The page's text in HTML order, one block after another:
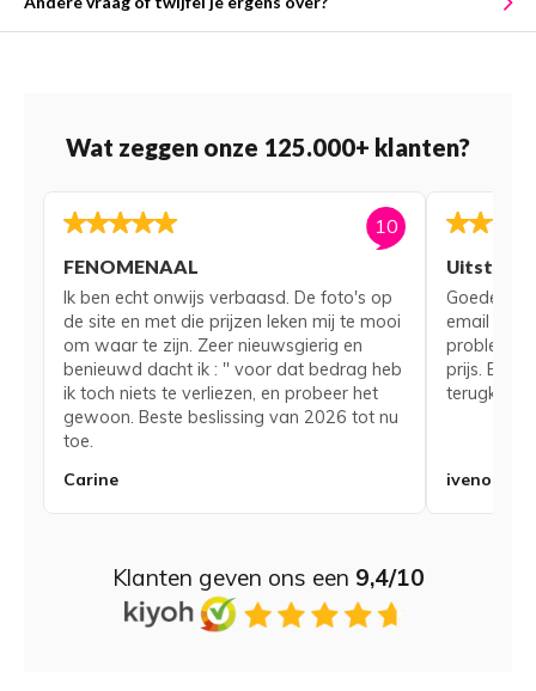
Wat zeggen onze 125.000+ klanten?
10
FENOMENAAL
Ik ben echt onwijs verbaasd. De foto's op
de site en met die prijzen leken mij te mooi
om waar te zijn. Zeer nieuwsgierig en
benieuwd dacht ik : " voor dat bedrag heb
ik toch niets te verliezen, en probeer het
gewoon. Beste beslissing van 2026 tot nu
toe.
Carine
Goede
email voor
probleem
prijs. Bij
iveno
Klanten geven ons een 9,4/10